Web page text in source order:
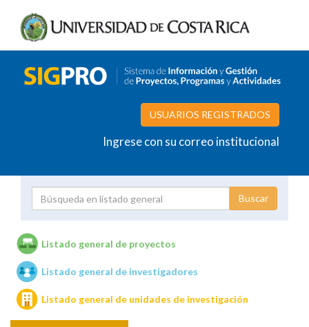
USUARIOS REGISTRADOS
Ingrese con su correo institucional
Unidades de investigación
Listado general de proyectos
Listado general de investigadores
Listado general de unidades de investigación